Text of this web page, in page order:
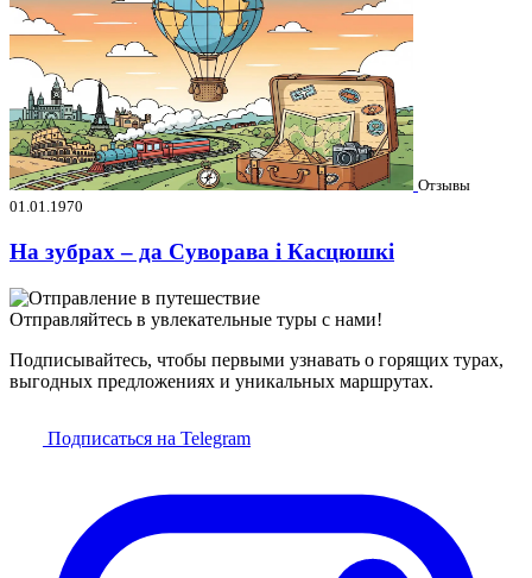
Отзывы
01.01.1970
На зубрах – да Суворава і Касцюшкі
Отправляйтесь в увлекательные туры с нами!
Подписывайтесь, чтобы первыми узнавать о горящих турах,
выгодных предложениях и уникальных маршрутах.
Подписаться на Telegram